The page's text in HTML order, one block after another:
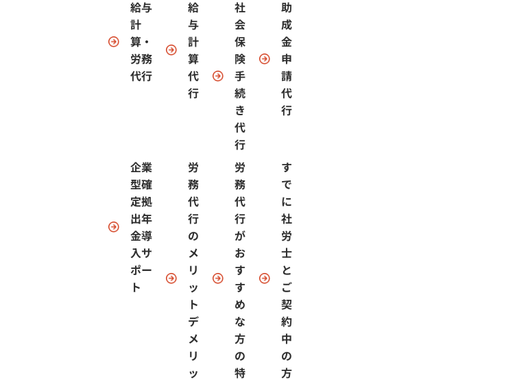
給与
計
算・
労務
代行
給
与
計
算
代
行
社
会
保
険
手
続
き
代
行
助
成
金
申
請
代
行
企業
型確
定拠
出年
金導
入サ
ポー
ト
労
務
代
行
の
メ
リ
ッ
ト
デ
メ
リ
ッ
労
務
代
行
が
お
す
す
め
な
方
の
特
す
で
に
社
労
士
と
ご
契
約
中
の
方